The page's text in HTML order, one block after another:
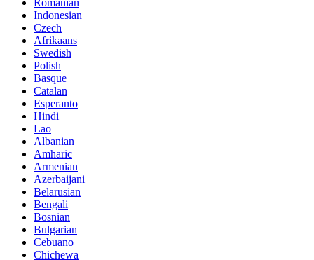
Romanian
Indonesian
Czech
Afrikaans
Swedish
Polish
Basque
Catalan
Esperanto
Hindi
Lao
Albanian
Amharic
Armenian
Azerbaijani
Belarusian
Bengali
Bosnian
Bulgarian
Cebuano
Chichewa